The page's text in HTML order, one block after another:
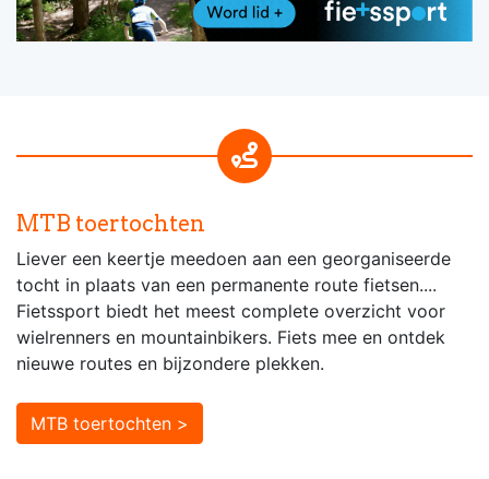
MTB toertochten
Liever een keertje meedoen aan een georganiseerde
tocht in plaats van een permanente route fietsen....
Fietssport biedt het meest complete overzicht voor
wielrenners en mountainbikers. Fiets mee en ontdek
nieuwe routes en bijzondere plekken.
MTB toertochten >